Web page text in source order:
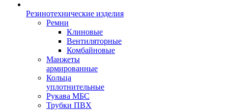
Резинотехнические изделия
Ремни
Клиновые
Вентиляторные
Комбайновые
Манжеты
армированные
Кольца
уплотнительные
Рукава МБС
Трубки ПВХ